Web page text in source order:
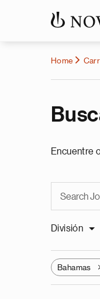
Home
Encuentre
División
Bahamas